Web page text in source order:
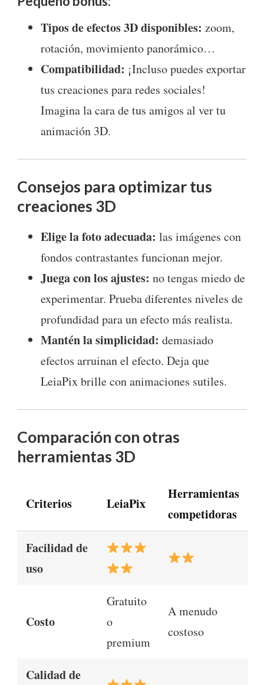
Tipos de efectos 3D disponibles: zoom,
rotación, movimiento panorámico…
Compatibilidad: ¡Incluso puedes exportar
tus creaciones para redes sociales!
Imagina la cara de tus amigos al ver tu
animación 3D.
Consejos para optimizar tus
creaciones 3D
Elige la foto adecuada: las imágenes con
fondos contrastantes funcionan mejor.
Juega con los ajustes: no tengas miedo de
experimentar. Prueba diferentes niveles de
profundidad para un efecto más realista.
Mantén la simplicidad: demasiado
efectos arruinan el efecto. Deja que
LeiaPix brille con animaciones sutiles.
Comparación con otras
herramientas 3D
Criterios LeiaPix
Herramientas
competidoras
Facilidad de
uso
Costo
Gratuito
o
premium
A menudo
costoso
Calidad de